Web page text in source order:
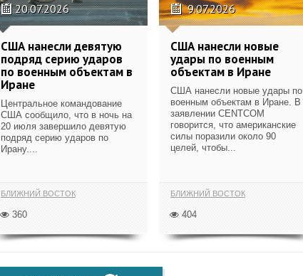
20.07.2026
США нанесли девятую
подряд серию ударов
по военным объектам в
Иране
Центральное командование
США сообщило, что в ночь на
20 июля завершило девятую
подряд серию ударов по
Ирану....
БЛИЖНИЙ ВОСТОК
360
9.07.2026
США нанесли новые
удары по военным
объектам в Иране
США нанесли новые удары по
военным объектам в Иране. В
заявлении CENTCOM
говорится, что американские
силы поразили около 90
целей, чтобы...
БЛИЖНИЙ ВОСТОК
404